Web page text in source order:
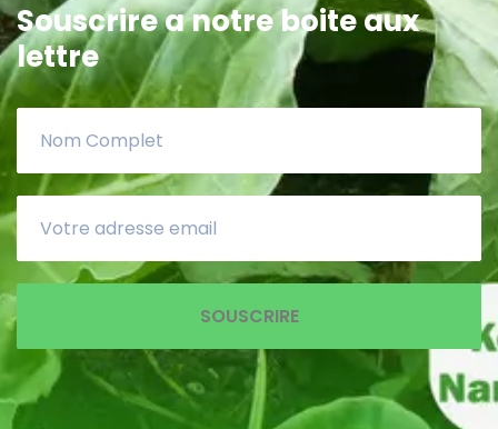
Souscrire a notre boite aux
lettre
SOUSCRIRE